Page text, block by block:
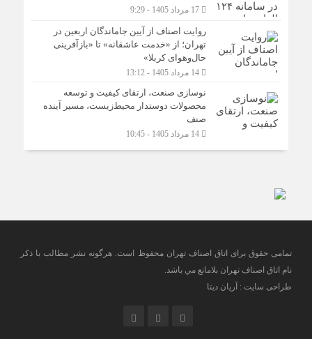
17 مرداد 1405 - 9:29
روایت اصناف از آیین جاماندگان اربعین در
تهران؛ از «خدمت عاشقانه» تا «بازآفرینی
حال‌وهوای کربلا»
14 مرداد 1405 - 13:12
نوسازی صنعت، ارتقای کیفیت و توسعه
محصولات دوستدار محیط‌زیست، مسیر آینده
صنف
14 مرداد 1405 - 10:45
تمامی حقوق برای اتاق اصناف تهران محفوظ است. هرگونه نشر مطالب با ذكر
نام اتاق اصناف تهران بلامانع مي باشد.
طراحی سایت : آریان دیتا